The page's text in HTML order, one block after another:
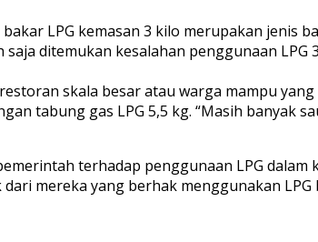
LPG kemasan 3 kilo merupakan jenis
ditemukan kesalahan penggunaan
skala besar atau warga mampu
tabung gas LPG 5,5 kg. “Masih banyak
terhadap penggunaan LPG
mereka yang berhak menggunakan LPG